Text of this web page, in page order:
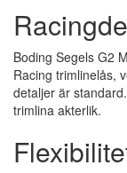
Boding Segels G2
Racing trimlinelås,
detaljer är
trimlina akterlik.